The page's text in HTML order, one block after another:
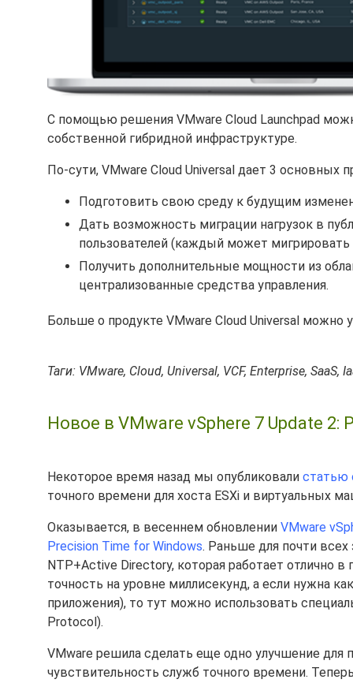
С помощью решения VMware Cloud Launchpad
собственной гибридной инфраструктуре.
По-сути, VMware Cloud Universal дает 3 основных
Подготовить свою среду к будущим
Дать возможность миграции нагрузок в
пользователей (каждый может
Получить дополнительные мощности из
централизованные средства управления.
Больше о продукте VMware Cloud Universal можно
Таги: VMware, Cloud, Universal, VCF, Enterprise, SaaS,
Новое в VMware vSphere 7 Update
Некоторое время назад мы опубликовали статью
точного времени для хоста ESXi и виртуальных
Оказывается, в весеннем обновлении VMware
Precision Time for Windows. Раньше для почти всех
NTP+Active Directory, которая работает отлично
точность на уровне миллисекунд, а если нужна
приложения), то тут можно использовать
Protocol).
VMware решила сделать еще одно улучшение
чувствительность служб точного времени.